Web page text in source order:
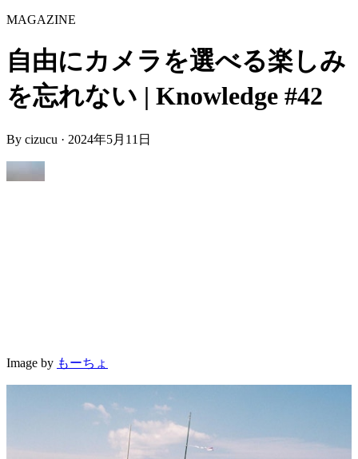
MAGAZINE
自由にカメラを選べる楽しみ
を忘れない | Knowledge #42
By cizucu · 2024年5月11日
Image by もーちょ